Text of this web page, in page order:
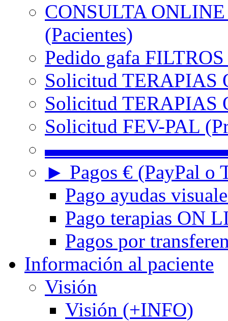
CONSULTA
(Pacientes)
Pedido gafa
Solicitud TERAPIAS
Solicitud TERAPIAS
Solicitud FEV-PAL
► Pagos € (PayPal o
Pago ayudas
Pago terapias ON
Pagos por
Información al paciente
Visión
Visión (+INFO)